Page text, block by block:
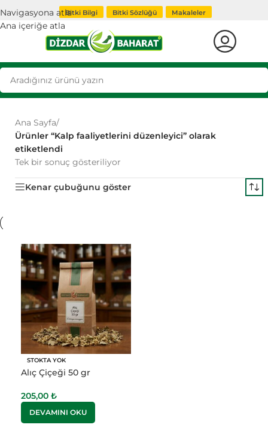
Navigasyona atla
Ana içeriğe atla
Makaleler
Bitki Sözlüğü
Bitki Bilgi
Ana Sayfa/
Ürünler “Kalp faaliyetlerini düzenleyici” olarak
etiketlendi
Tek bir sonuç gösteriliyor
Kenar çubuğunu göster
STOKTA YOK
Alıç Çiçeği 50 gr
205,00 ₺
DEVAMINI OKU